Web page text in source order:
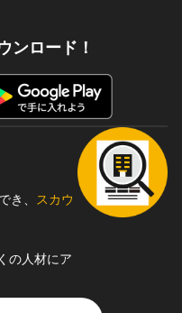
ンロード！
き、
スカウ
の人材にア